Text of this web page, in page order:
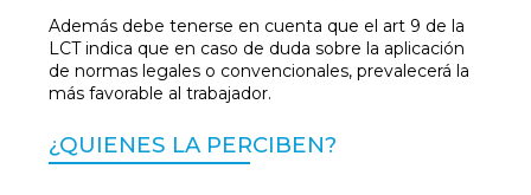
Además debe tenerse en cuenta que el art 9 de la
LCT indica que en caso de duda sobre la aplicación
de normas legales o convencionales, prevalecerá la
más favorable al trabajador.
¿QUIENES LA PERCIBEN?